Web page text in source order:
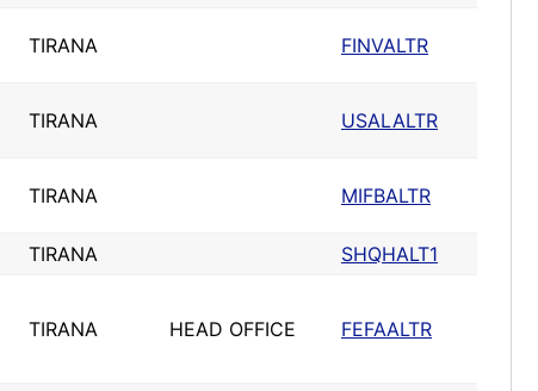
TIRANA FINVALTR
TIRANA USALALTR
TIRANA MIFBALTR
TIRANA SHQHALT1
TIRANA HEAD OFFICE FEFAALTR